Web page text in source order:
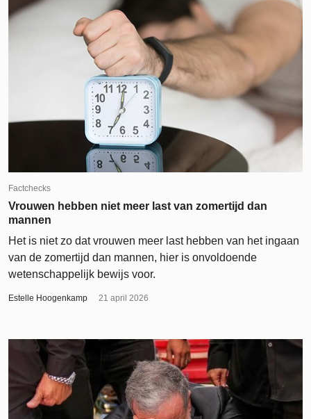
Factchecks
Vrouwen hebben niet meer last van zomertijd dan
mannen
Het is niet zo dat vrouwen meer last hebben van het ingaan
van de zomertijd dan mannen, hier is onvoldoende
wetenschappelijk bewijs voor.
Estelle Hoogenkamp 21 april 2026